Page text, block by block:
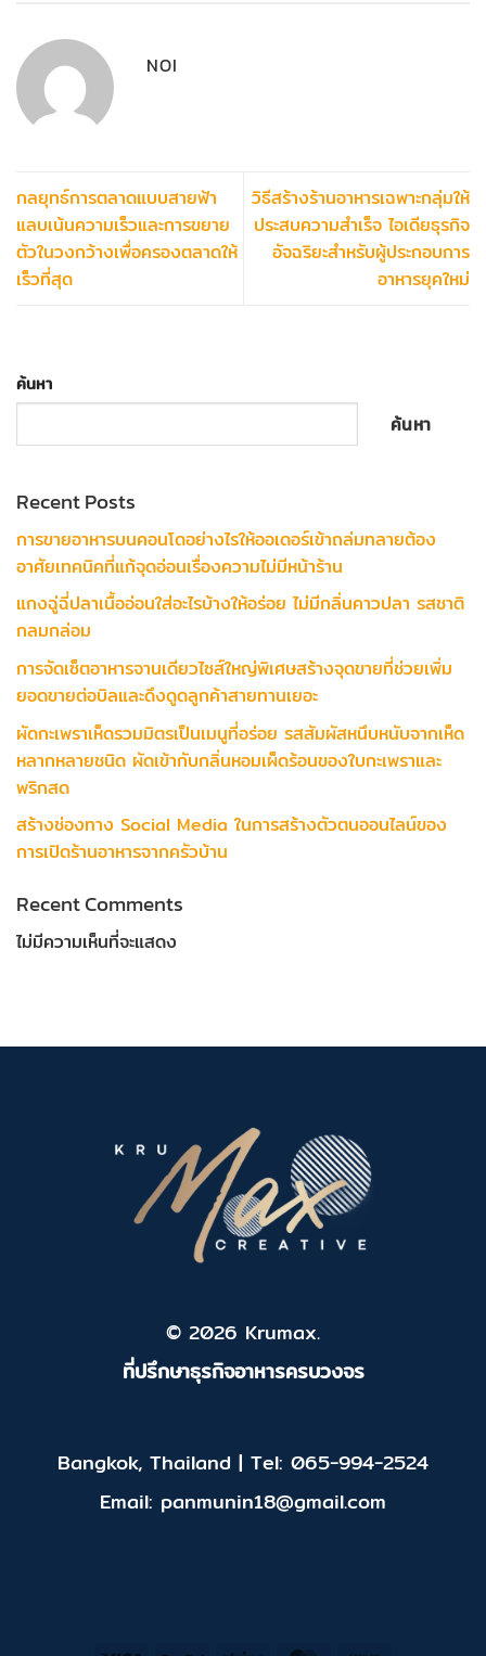
NOI
กลยุทธ์การตลาดแบบสายฟ้า
แลบเน้นความเร็วและการขยาย
ตัวในวงกว้างเพื่อครองตลาดให้
เร็วที่สุด
วิธีสร้างร้านอาหารเฉพาะกลุ่มให้
ประสบความสำเร็จ ไอเดียธุรกิจ
อัจฉริยะสำหรับผู้ประกอบการ
อาหารยุคใหม่
ค้นหา
ค้นหา
Recent Posts
การขายอาหารบนคอนโดอย่างไรให้ออเดอร์เข้าถล่มทลายต้อง
อาศัยเทคนิคที่แก้จุดอ่อนเรื่องความไม่มีหน้าร้าน
แกงฉู่ฉี่ปลาเนื้ออ่อนใส่อะไรบ้างให้อร่อย ไม่มีกลิ่นคาวปลา รสชาติ
กลมกล่อม
การจัดเซ็ตอาหารจานเดียวไซส์ใหญ่พิเศษสร้างจุดขายที่ช่วยเพิ่ม
ยอดขายต่อบิลและดึงดูดลูกค้าสายทานเยอะ
ผัดกะเพราเห็ดรวมมิตรเป็นเมนูที่อร่อย รสสัมผัสหนึบหนับจากเห็ด
หลากหลายชนิด ผัดเข้ากับกลิ่นหอมเผ็ดร้อนของใบกะเพราและ
พริกสด
สร้างช่องทาง Social Media ในการสร้างตัวตนออนไลน์ของ
การเปิดร้านอาหารจากครัวบ้าน
Recent Comments
ไม่มีความเห็นที่จะแสดง
© 2026 Krumax.
ที่ปรึกษาธุรกิจอาหารครบวงจร
Bangkok, Thailand | Tel: 065-994-2524
Email: panmunin18@gmail.com